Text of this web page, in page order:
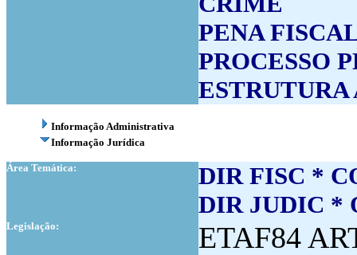
PENA
PROCESSO
ESTRUTURA
Informação Administrativa
Informação Jurídica
Área Temática:
DIR FISC *
DIR JUDIC *
Legislação:
ETAF84